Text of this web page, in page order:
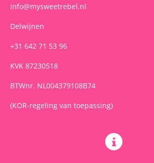
info@mysweetrebel.nl
Delwijnen
+31 642 71 53 96
KVK 87230518
BTWnr. NL004379108B74
(KOR-regeling van toepassing)